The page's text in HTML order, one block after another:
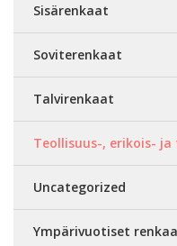
Sisärenkaat
Soviterenkaat
Talvirenkaat
Teollisuus-, erikois-
Uncategorized
Ympärivuotiset